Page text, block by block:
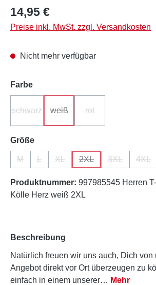
Regulärer Preis:
14,95 €
Preise inkl. MwSt. zzgl. Versandkosten
Nicht mehr verfügbar
Farbeauswählen
schwarz weiß rot
Größeauswählen
M
(Diese Option ist zurzeit nicht verfügbar.)
L
(Diese Option ist zurzeit nicht
XL
(Diese Option ist zurzeit nicht
2XL
(Diese Option ist
3XL 4XL
Produktnummer: 997985545 Herren
Kölle Herz weiß 2XL
Beschreibung
Natürlich freuen wir uns auch, Dich von
Angebot direkt vor Ort überzeugen zu
einfach in einem unserer… Mehr